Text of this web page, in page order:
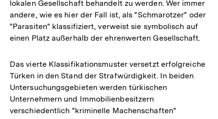
lokalen Gesellschaft behandelt zu werden. Wer immer
andere, wie es hier der Fall ist, als "Schmarotzer" oder
"Parasiten" klassifiziert, verweist sie symbolisch auf
einen Platz außerhalb der ehrenwerten Gesellschaft.
Das vierte Klassifikationsmuster versetzt erfolgreiche
Türken in den Stand der Strafwürdigkeit. In beiden
Untersuchungsgebieten werden türkischen
Unternehmern und Immobilienbesitzern
verschiedentlich "kriminelle Machenschaften"